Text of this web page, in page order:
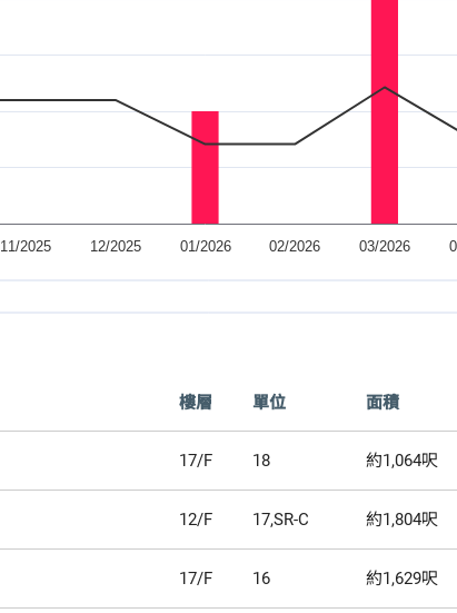
樓層 單位 面積
17/F 18 約1,064呎
12/F 17,SR-C 約1,804呎
17/F 16 約1,629呎